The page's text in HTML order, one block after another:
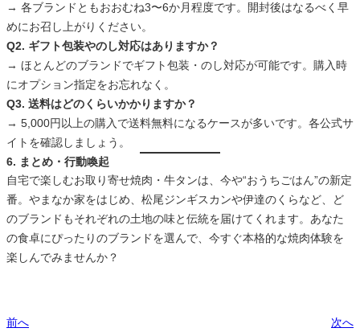
→ 各ブランドともおおむね3〜6か月程度です。開封後はなるべく早
めにお召し上がりください。
Q2. ギフト包装やのし対応はありますか？
→ ほとんどのブランドでギフト包装・のし対応が可能です。購入時
にオプション指定をお忘れなく。
Q3. 送料はどのくらいかかりますか？
→ 5,000円以上の購入で送料無料になるケースが多いです。各公式サ
イトを確認しましょう。
6. まとめ・行動喚起
自宅で楽しむお取り寄せ焼肉・牛タンは、今や“おうちごはん”の新定
番。やまなか家をはじめ、松尾ジンギスカンや伊達のくらなど、ど
のブランドもそれぞれの土地の味と伝統を届けてくれます。あなた
の食卓にぴったりのブランドを選んで、今すぐ本格的な焼肉体験を
楽しんでみませんか？
前へ 次へ